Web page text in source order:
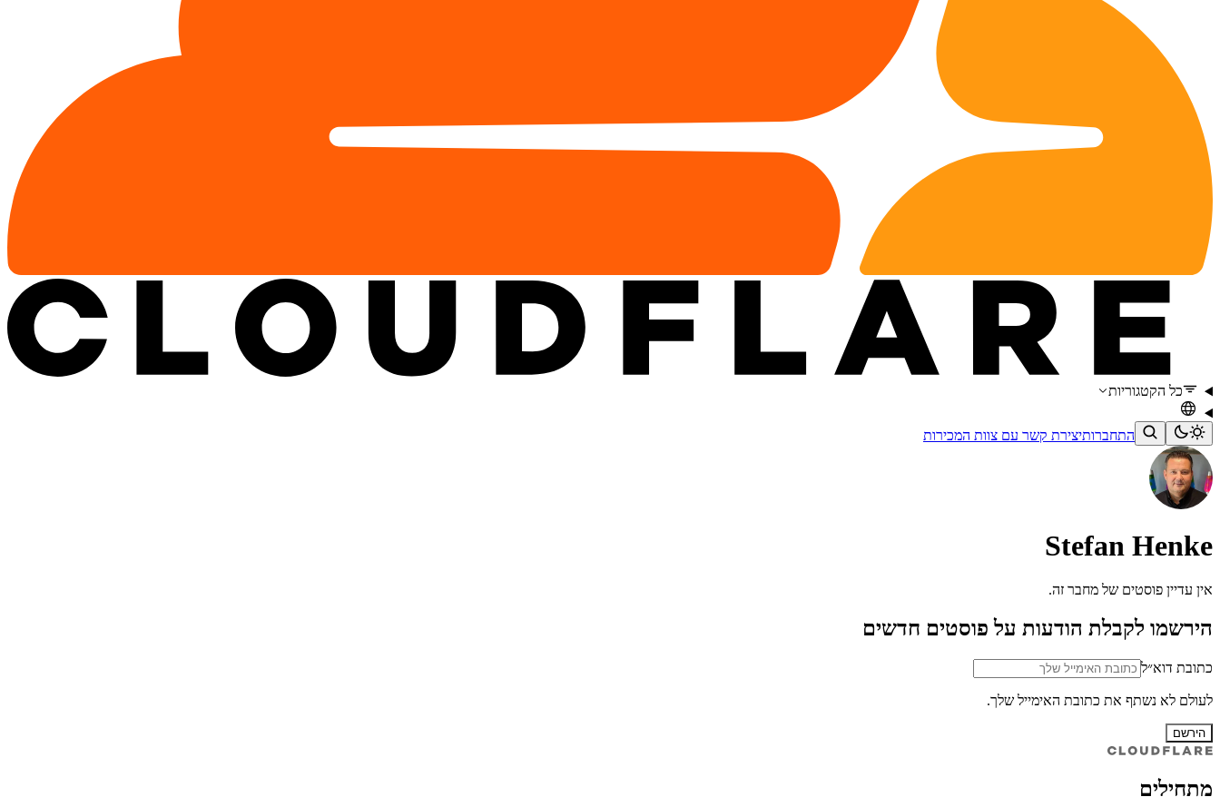
כל הקטגוריות
התחברותיצירת קשר עם צוות המכירות
Stefan Henke
אין עדיין פוסטים של מחבר זה.
הירשמו לקבלת הודעות על פוסטים חדשים
כתובת דוא״ל
לעולם לא נשתף את כתובת האימייל שלך.
הירשם
מתחילים